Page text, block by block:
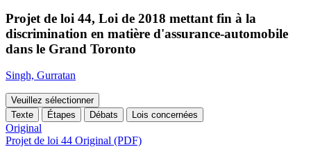
Projet de loi 44, Loi de 2018 mettant fin à la
discrimination en matière d'assurance-automobile
dans le Grand Toronto
Singh, Gurratan
Veuillez sélectionner
Texte
Étapes Débats Lois concernées
Original
Projet de loi 44 Original (PDF)